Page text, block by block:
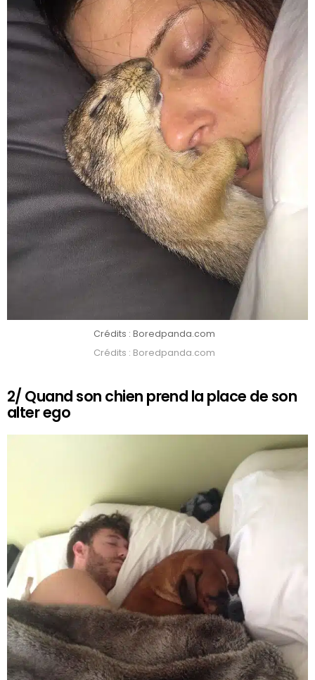
Crédits : Boredpanda.com
Crédits : Boredpanda.com
2/ Quand son chien prend la place de son
alter ego